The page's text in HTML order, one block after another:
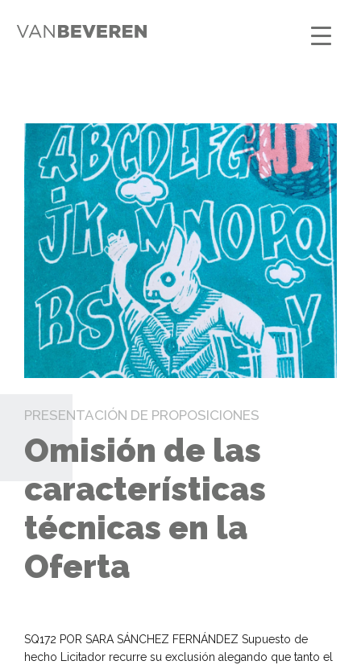
PRESENTACIÓN DE PROPOSICIONES
Omisión de las
características
técnicas en la
Oferta
SQ172 POR SARA SÁNCHEZ FERNÁNDEZ Supuesto de
hecho Licitador recurre su exclusión alegando que tanto el